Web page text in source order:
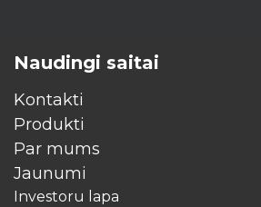
Naudingi saitai
Kontakti
Produkti
Par mums
Jaunumi
Investoru lapa